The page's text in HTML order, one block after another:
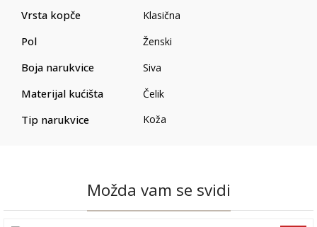
Vrsta kopče Klasična
Pol Ženski
Boja narukvice Siva
Materijal kućišta Čelik
Tip narukvice Koža
Možda vam se svidi